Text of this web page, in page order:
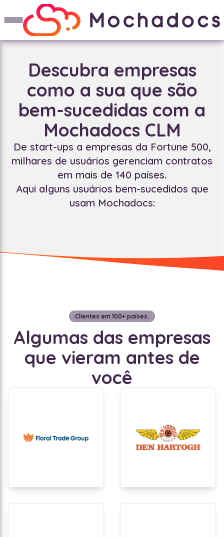
Descubra empresas
como a sua que são
bem-sucedidas com a
Mochadocs CLM
De start-ups a empresas da Fortune 500,
milhares de usuários gerenciam contratos
em mais de 140 países.
Aqui alguns usuários bem-sucedidos que
usam Mochadocs:
Clientes em 100+ países.
Algumas das empresas
que vieram antes de
você